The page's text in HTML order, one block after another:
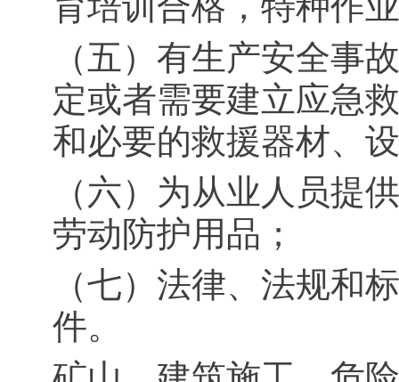
（五）有生产安全事
定或者需要建立应急
和必要的救援器材、
（六）为从业人员提
劳动防护用品；
（七）法律、法规和
件。